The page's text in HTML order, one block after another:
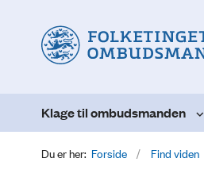
Klage til ombudsmanden
Du er her: Forside Find viden